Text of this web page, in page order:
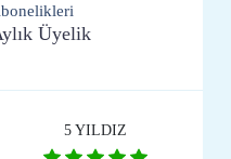
Üyelik
5 YILDIZ